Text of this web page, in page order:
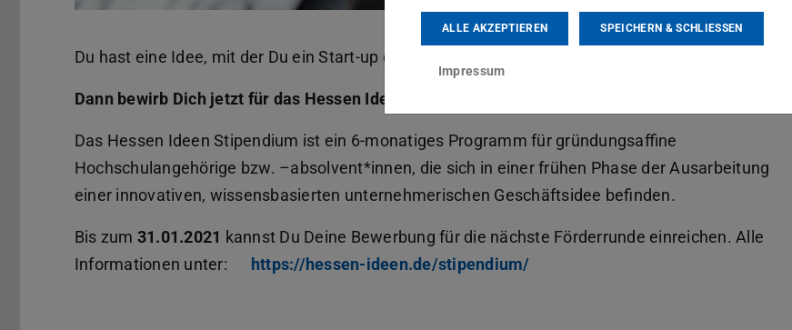
Du hast eine Idee, mit der Du ein Start-up gründen willst?
Dann bewirb Dich jetzt für das Hessen Ideen Stipendium!
Das Hessen Ideen Stipendium ist ein 6-monatiges Programm für gründungsaffine
Hochschulangehörige bzw. –absolvent*innen, die sich in einer frühen Phase der Ausarbeitung
einer innovativen, wissensbasierten unternehmerischen Geschäftsidee befinden.
Bis zum 31.01.2021 kannst Du Deine Bewerbung für die nächste Förderrunde einreichen. Alle
Informationen unter:
https://hessen-ideen.de/stipendium/
ALLE AKZEPTIEREN SPEICHERN & SCHLIESSEN
Impressum